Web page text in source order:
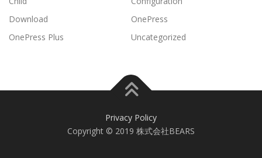
Download
OnePress
OnePress Plus
Uncategorized
Privacy Policy
Copyright © 2019 株式会社BEARS